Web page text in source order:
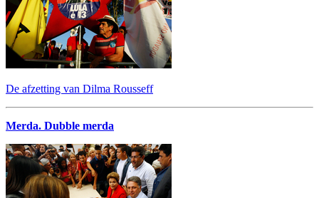
De afzetting van Dilma Rousseff
Merda. Dubble merda